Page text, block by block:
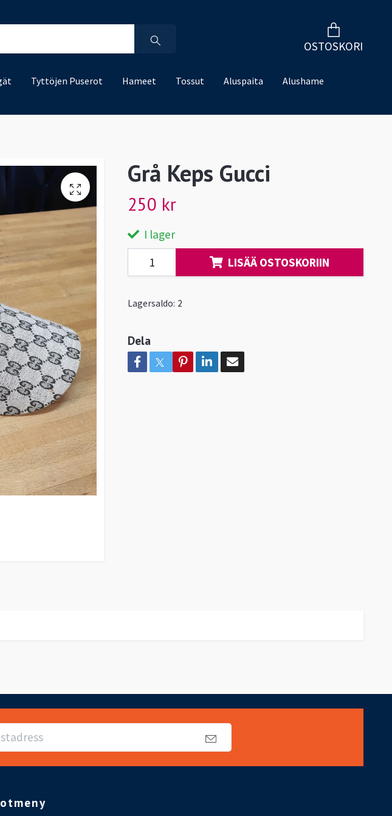
OSTOSKORI
Tyttöjen Puserot Hameet Tossut Aluspaita Alushame
Grå Keps Gucci
250 kr
I lager
LISÄÄ OSTOSKORIIN
Lagersaldo: 2
Dela